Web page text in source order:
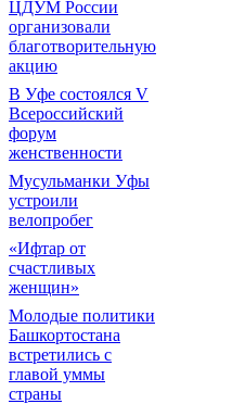
ЦДУМ России
организовали
благотворительную
акцию
В Уфе состоялся V
Всероссийский
форум
женственности
Мусульманки Уфы
устроили
велопробег
«Ифтар от
счастливых
женщин»
Молодые политики
Башкортостана
встретились с
главой уммы
страны